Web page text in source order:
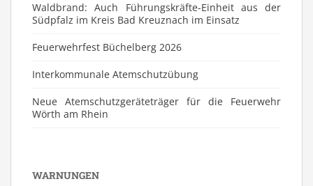
Waldbrand: Auch Führungskräfte-Einheit aus der
Südpfalz im Kreis Bad Kreuznach im Einsatz
Feuerwehrfest Büchelberg 2026
⁠Interkommunale Atemschutzübung
Neue Atemschutzgeräteträger für die Feuerwehr
Wörth am Rhein
WARNUNGEN